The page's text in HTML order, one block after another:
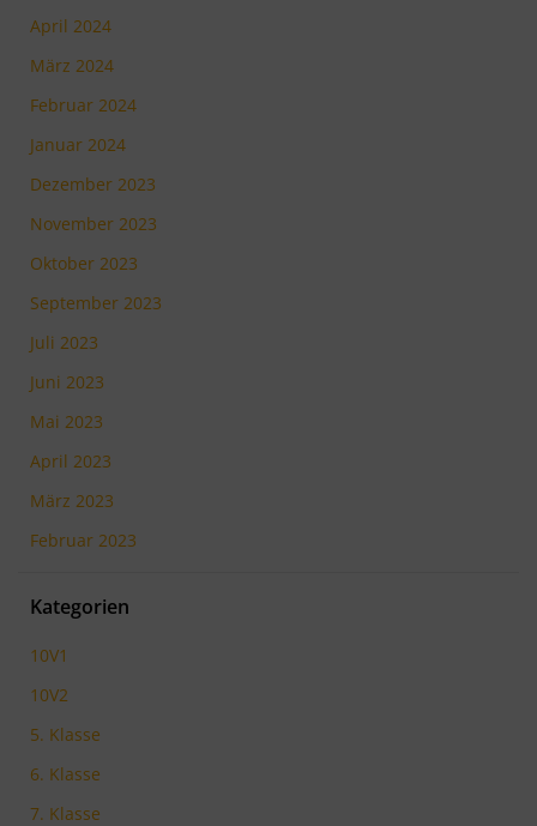
April 2024
März 2024
Februar 2024
Januar 2024
Dezember 2023
November 2023
Oktober 2023
September 2023
Juli 2023
Juni 2023
Mai 2023
April 2023
März 2023
Februar 2023
Kategorien
10V1
10V2
5. Klasse
6. Klasse
7. Klasse